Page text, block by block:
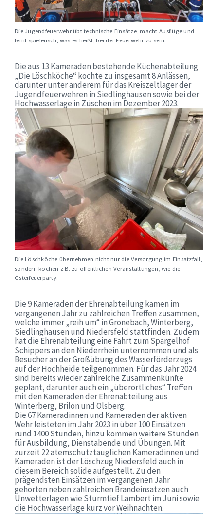
Die Jugendfeuerwehr übt technische Einsätze, macht Ausflüge und
lernt spielerisch, was es heißt, bei der Feuerwehr zu sein.
Die aus 13 Kameraden bestehende Küchenabteilung
„Die Löschköche“ kochte zu insgesamt 8 Anlässen,
darunter unter anderem für das Kreiszeltlager der
Jugendfeuerwehren in Siedlinghausen sowie bei der
Hochwasserlage in Züschen im Dezember 2023.
Die Löschköche übernehmen nicht nur die Versorgung im Einsatzfall,
sondern kochen z.B. zu öffentlichen Veranstaltungen, wie die
Osterfeuerparty.
Die 9 Kameraden der Ehrenabteilung kamen im
vergangenen Jahr zu zahlreichen Treffen zusammen,
welche immer „reih um“ in Grönebach, Winterberg,
Siedlinghausen und Niedersfeld stattfinden. Zudem
hat die Ehrenabteilung eine Fahrt zum Spargelhof
Schippers an den Niederrhein unternommen und als
Besucher an der Großübung des Wasserförderzugs
auf der Hochheide teilgenommen. Für das Jahr 2024
sind bereits wieder zahlreiche Zusammenkünfte
geplant, darunter auch ein „überörtliches“ Treffen
mit den Kameraden der Ehrenabteilung aus
Winterberg, Brilon und Olsberg.
Die 67 Kameradinnen und Kameraden der aktiven
Wehr leisteten im Jahr 2023 in über 100 Einsätzen
rund 1400 Stunden, hinzu kommen weitere Stunden
für Ausbildung, Dienstabende und Übungen. Mit
zurzeit 22 atemschutztauglichen Kameradinnen und
Kameraden ist der Löschzug Niedersfeld auch in
diesem Bereich solide aufgestellt. Zu den
prägendsten Einsätzen im vergangenen Jahr
gehörten neben zahlreichen Brandeinsätzen auch
Unwetterlagen wie Sturmtief Lambert im Juni sowie
die Hochwasserlage kurz vor Weihnachten.